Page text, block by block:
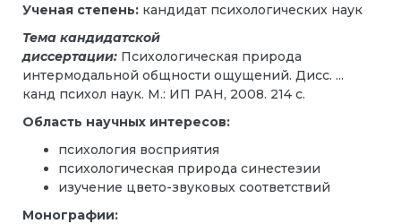
Ученая степень: кандидат психологических наук
Тема кандидатской
диссертации: Психологическая природа
интермодальной общности ощущений. Дисс. ...
канд психол наук. М.: ИП РАН, 2008. 214 с.
Область научных интересов:
психология восприятия
психологическая природа синестезии
изучение цвето-звуковых соответствий
Монографии: